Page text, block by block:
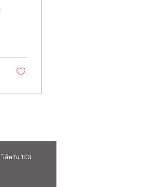
ไต้หวัน 103